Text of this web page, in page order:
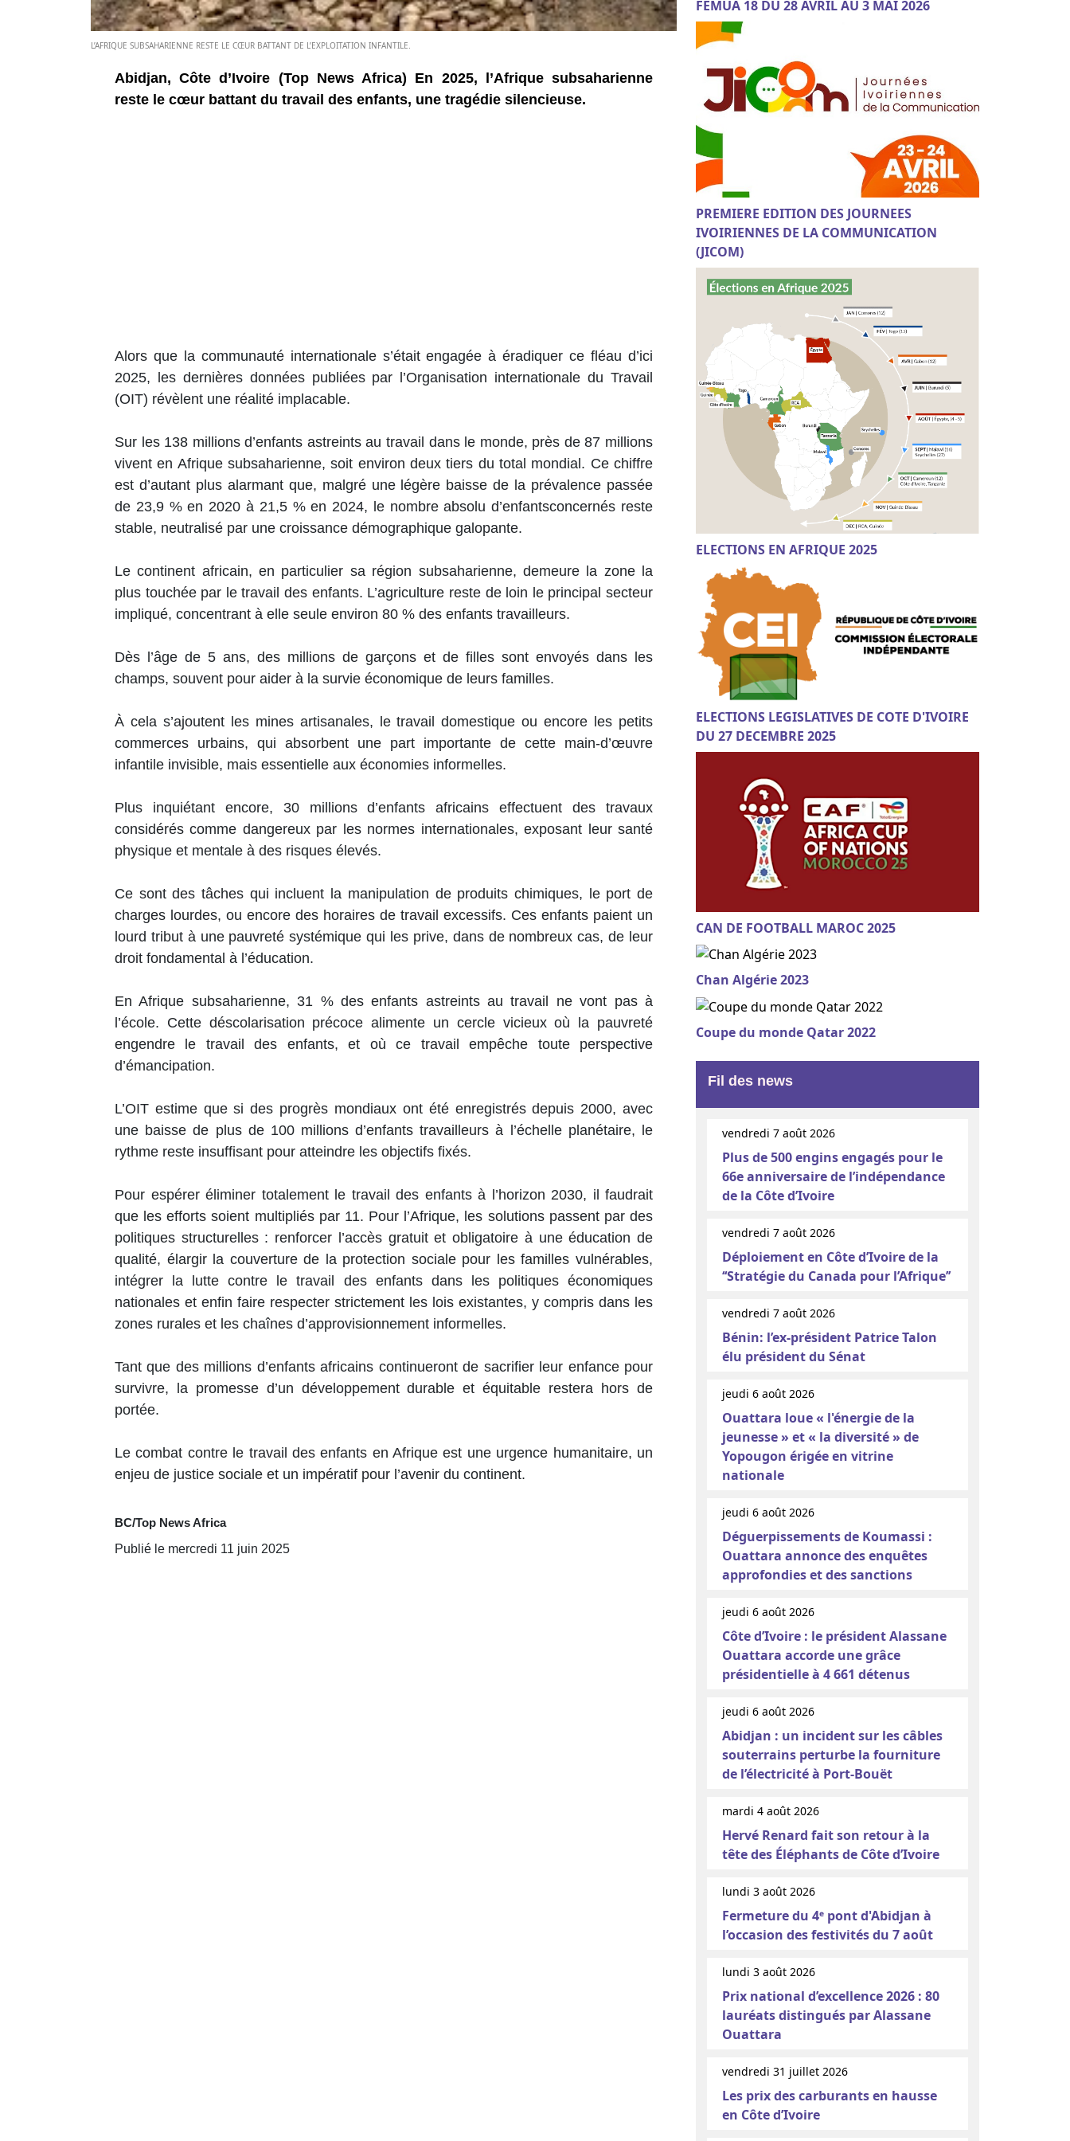
L’AFRIQUE SUBSAHARIENNE RESTE LE CŒUR BATTANT DE L’EXPLOITATION INFANTILE.
Abidjan, Côte d’Ivoire (Top News Africa) En 2025, l’Afrique subsaharienne
reste le cœur battant du travail des enfants, une tragédie silencieuse.
Alors que la communauté internationale s’était engagée à éradiquer ce fléau d’ici
2025, les dernières données publiées par l’Organisation internationale du Travail
(OIT) révèlent une réalité implacable.
Sur les 138 millions d’enfants astreints au travail dans le monde, près de 87 millions
vivent en Afrique subsaharienne, soit environ deux tiers du total mondial. Ce chiffre
est d’autant plus alarmant que, malgré une légère baisse de la prévalence passée
de 23,9 % en 2020 à 21,5 % en 2024, le nombre absolu d’enfantsconcernés reste
stable, neutralisé par une croissance démographique galopante.
Le continent africain, en particulier sa région subsaharienne, demeure la zone la
plus touchée par le travail des enfants. L’agriculture reste de loin le principal secteur
impliqué, concentrant à elle seule environ 80 % des enfants travailleurs.
Dès l’âge de 5 ans, des millions de garçons et de filles sont envoyés dans les
champs, souvent pour aider à la survie économique de leurs familles.
À cela s’ajoutent les mines artisanales, le travail domestique ou encore les petits
commerces urbains, qui absorbent une part importante de cette main-d’œuvre
infantile invisible, mais essentielle aux économies informelles.
Plus inquiétant encore, 30 millions d’enfants africains effectuent des travaux
considérés comme dangereux par les normes internationales, exposant leur santé
physique et mentale à des risques élevés.
Ce sont des tâches qui incluent la manipulation de produits chimiques, le port de
charges lourdes, ou encore des horaires de travail excessifs. Ces enfants paient un
lourd tribut à une pauvreté systémique qui les prive, dans de nombreux cas, de leur
droit fondamental à l’éducation.
En Afrique subsaharienne, 31 % des enfants astreints au travail ne vont pas à
l’école. Cette déscolarisation précoce alimente un cercle vicieux où la pauvreté
engendre le travail des enfants, et où ce travail empêche toute perspective
d’émancipation.
L’OIT estime que si des progrès mondiaux ont été enregistrés depuis 2000, avec
une baisse de plus de 100 millions d’enfants travailleurs à l’échelle planétaire, le
rythme reste insuffisant pour atteindre les objectifs fixés.
Pour espérer éliminer totalement le travail des enfants à l’horizon 2030, il faudrait
que les efforts soient multipliés par 11. Pour l’Afrique, les solutions passent par des
politiques structurelles : renforcer l’accès gratuit et obligatoire à une éducation de
qualité, élargir la couverture de la protection sociale pour les familles vulnérables,
intégrer la lutte contre le travail des enfants dans les politiques économiques
nationales et enfin faire respecter strictement les lois existantes, y compris dans les
zones rurales et les chaînes d’approvisionnement informelles.
Tant que des millions d’enfants africains continueront de sacrifier leur enfance pour
survivre, la promesse d’un développement durable et équitable restera hors de
portée.
Le combat contre le travail des enfants en Afrique est une urgence humanitaire, un
enjeu de justice sociale et un impératif pour l’avenir du continent.
BC/Top News Africa
Publié le mercredi 11 juin 2025
FEMUA 18 DU 28 AVRIL AU 3 MAI 2026
PREMIERE EDITION DES JOURNEES
IVOIRIENNES DE LA COMMUNICATION
(JICOM)
ELECTIONS EN AFRIQUE 2025
ELECTIONS LEGISLATIVES DE COTE D'IVOIRE
DU 27 DECEMBRE 2025
CAN DE FOOTBALL MAROC 2025
Chan Algérie 2023
Coupe du monde Qatar 2022
Fil des news
vendredi 7 août 2026
Plus de 500 engins engagés pour le
66e anniversaire de l’indépendance
de la Côte d’Ivoire
vendredi 7 août 2026
Déploiement en Côte d’Ivoire de la
‘‘Stratégie du Canada pour l’Afrique’’
vendredi 7 août 2026
Bénin: l’ex-président Patrice Talon
élu président du Sénat
jeudi 6 août 2026
Ouattara loue « l'énergie de la
jeunesse » et « la diversité » de
Yopougon érigée en vitrine
nationale
jeudi 6 août 2026
Déguerpissements de Koumassi :
Ouattara annonce des enquêtes
approfondies et des sanctions
jeudi 6 août 2026
Côte d’Ivoire : le président Alassane
Ouattara accorde une grâce
présidentielle à 4 661 détenus
jeudi 6 août 2026
Abidjan : un incident sur les câbles
souterrains perturbe la fourniture
de l’électricité à Port-Bouët
mardi 4 août 2026
Hervé Renard fait son retour à la
tête des Éléphants de Côte d’Ivoire
lundi 3 août 2026
Fermeture du 4ᵉ pont d'Abidjan à
l’occasion des festivités du 7 août
lundi 3 août 2026
Prix national d’excellence 2026 : 80
lauréats distingués par Alassane
Ouattara
vendredi 31 juillet 2026
Les prix des carburants en hausse
en Côte d’Ivoire